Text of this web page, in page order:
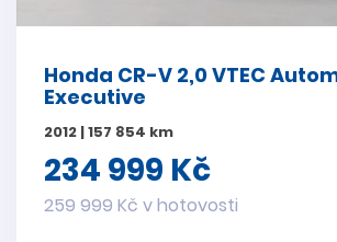
Honda CR-V 2,0 VTEC
Executive
2012 | 157 854 km
234 999 Kč
259 999 Kč v hotovosti